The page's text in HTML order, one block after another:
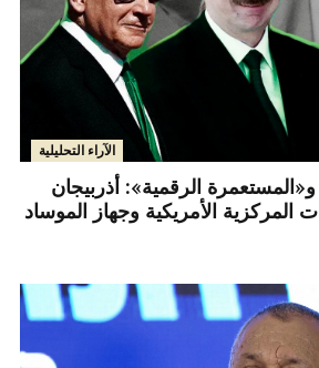
الآراء التحليلية
الرقمية»: أذربيجان
المركزية الأمريكية وجهاز الموساد